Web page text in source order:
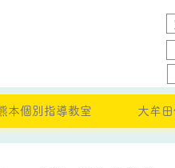
本個別指導教室 大牟